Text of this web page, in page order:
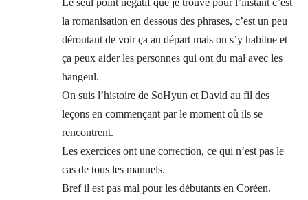
Le seul point négatif que je trouve pour l’instant c’est
la romanisation en dessous des phrases, c’est un peu
déroutant de voir ça au départ mais on s’y habitue et
ça peux aider les personnes qui ont du mal avec les
hangeul.
On suis l’histoire de SoHyun et David au fil des
leçons en commençant par le moment où ils se
rencontrent.
Les exercices ont une correction, ce qui n’est pas le
cas de tous les manuels.
Bref il est pas mal pour les débutants en Coréen.